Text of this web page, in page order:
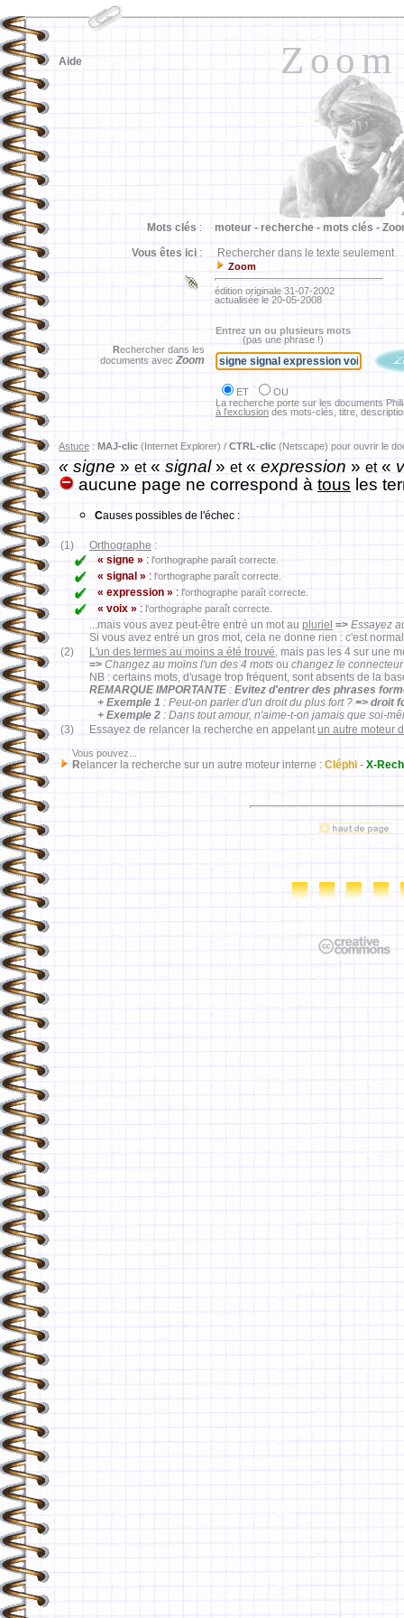
Zoom
Aide
Mots clés : moteur - recherche - mots clés -
Vous êtes ici : Rechercher dans le texte seulement
Zoom
édition originale 31-07-2002
actualisée le 20-05-2008
Rechercher dans les
documents avec Zoom
Entrez un ou plusieurs mots
(pas une phrase !)
ET
OU
La recherche porte sur les documents
à l'exclusion des mots-clés, titre,
Astuce : MAJ-clic (Internet Explorer) / CTRL-clic (Netscape) pour ouvrir le
« signe » et« signal» et« expression » et«
aucune page ne correspond à tous les
Causes possibles de l'échec :
(1) Orthographe :
« signe » : l'orthographe paraît correcte.
« signal » : l'orthographe paraît correcte.
« expression » : l'orthographe paraît correcte.
« voix » : l'orthographe paraît correcte.
...mais vous avez peut-être entré un mot au pluriel => Essayez
Si vous avez entré un gros mot, cela ne donne rien : c'est
(2)
L'un des termes au moins a été trouvé, mais pas les 4 sur une
=> Changez au moins l'un des 4 mots ou changez le
NB : certains mots, d'usage trop fréquent, sont absents de la
REMARQUE IMPORTANTE: Evitez d'entrer des phrases
+ Exemple 1 : Peut-on parler d'un droit du plus fort ? => droit
+ Exemple 2 : Dans tout amour, n'aime-t-on jamais que soi-
(3)
Essayez de relancer la recherche en appelantun autre moteur
Vous pouvez...
Relancer la recherche sur un autre moteur interne : Cléphi - X-